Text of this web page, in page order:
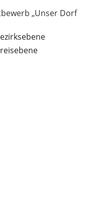
„Unser Dorf